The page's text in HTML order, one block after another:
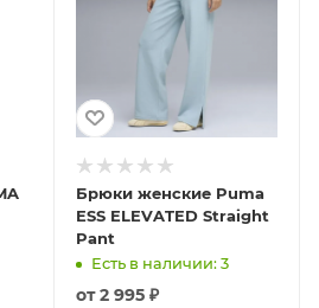
Брюки женские Puma
ESS ELEVATED Straight
Pant
Есть в наличии: 3
от2 995 ₽